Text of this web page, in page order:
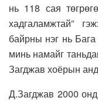
нь 118 сая
хадгаламжтай”
байрны нэг нь Бага
минь намайг
Загджав хоёрын
Д.Загджав 2000